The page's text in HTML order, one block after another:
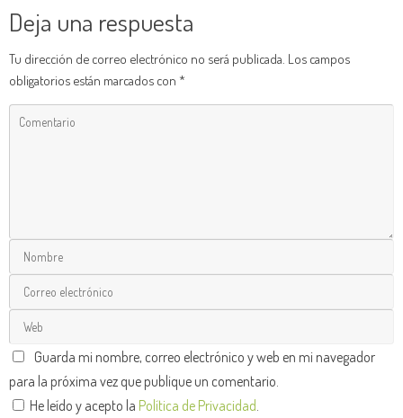
Deja una respuesta
Tu dirección de correo electrónico no será publicada. Los campos
obligatorios están marcados con *
Guarda mi nombre, correo electrónico y web en mi navegador
para la próxima vez que publique un comentario.
He leído y acepto la Política de Privacidad